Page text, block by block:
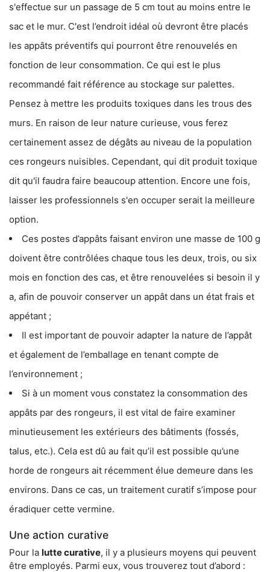
s'effectue sur un passage de 5 cm tout au moins entre le
sac et le mur. C'est l’endroit idéal où devront être placés
les appâts préventifs qui pourront être renouvelés en
fonction de leur consommation. Ce qui est le plus
recommandé fait référence au stockage sur palettes.
Pensez à mettre les produits toxiques dans les trous des
murs. En raison de leur nature curieuse, vous ferez
certainement assez de dégâts au niveau de la population
ces rongeurs nuisibles. Cependant, qui dit produit toxique
dit qu'il faudra faire beaucoup attention. Encore une fois,
laisser les professionnels s'en occuper serait la meilleure
option.
Ces postes d’appâts faisant environ une masse de 100 g
doivent être contrôlées chaque tous les deux, trois, ou six
mois en fonction des cas, et être renouvelées si besoin il y
a, afin de pouvoir conserver un appât dans un état frais et
appétant ;
Il est important de pouvoir adapter la nature de l’appât
et également de l’emballage en tenant compte de
l’environnement ;
Si à un moment vous constatez la consommation des
appâts par des rongeurs, il est vital de faire examiner
minutieusement les extérieurs des bâtiments (fossés,
talus, etc.). Cela est dû au fait qu’il est possible qu’une
horde de rongeurs ait récemment élue demeure dans les
environs. Dans ce cas, un traitement curatif s’impose pour
éradiquer cette vermine.
Une action curative
Pour la lutte curative, il y a plusieurs moyens qui peuvent
être employés. Parmi eux, vous trouverez tout d’abord :